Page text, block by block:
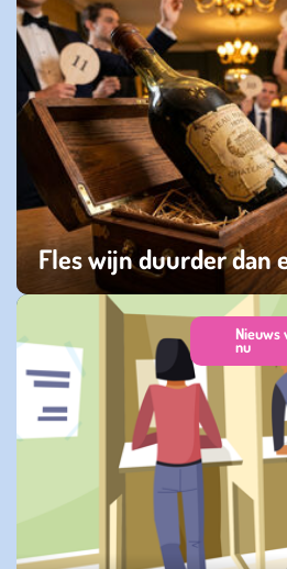
Fles wijn duurder dan
zaterdag 11 april 2026
Nieuws
nu